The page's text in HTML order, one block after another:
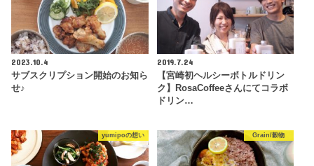
2023.10.4
サブスクリプション開始のお知ら
せ♪
2019.7.24
【宮崎初ヘルシーボトルドリン
ク】RosaCoffeeさんにてコラボ
ドリン…
yumipoの想い Grain/穀物